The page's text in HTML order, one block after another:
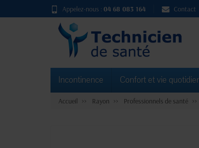
Appelez-nous : 04 68 083 164 Contact
Incontinence Confort et vie
Accueil Rayon Professionnels de santé